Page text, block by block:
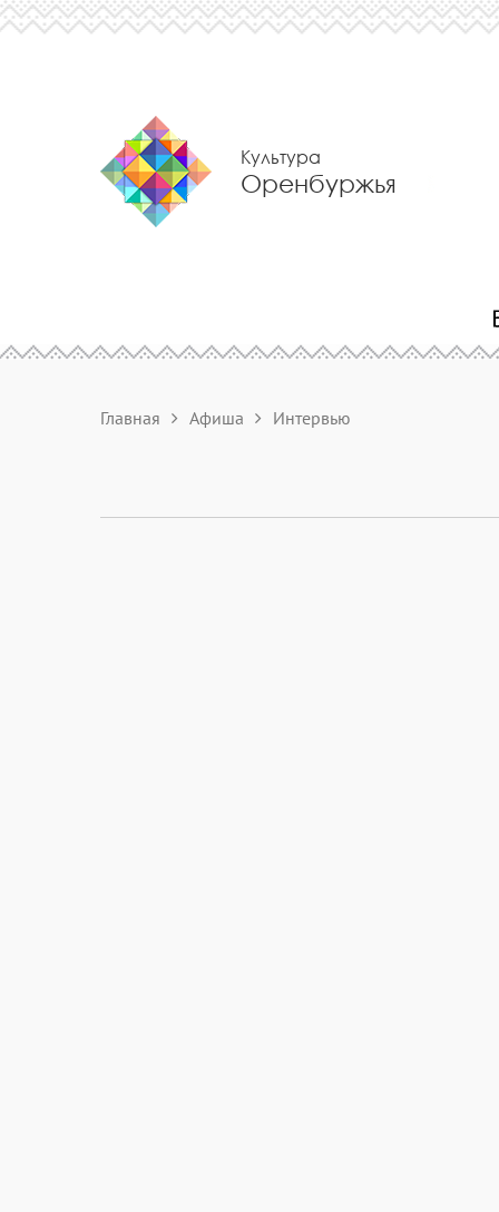
Культура
Оренбуржья
Главная Афиша Интервью